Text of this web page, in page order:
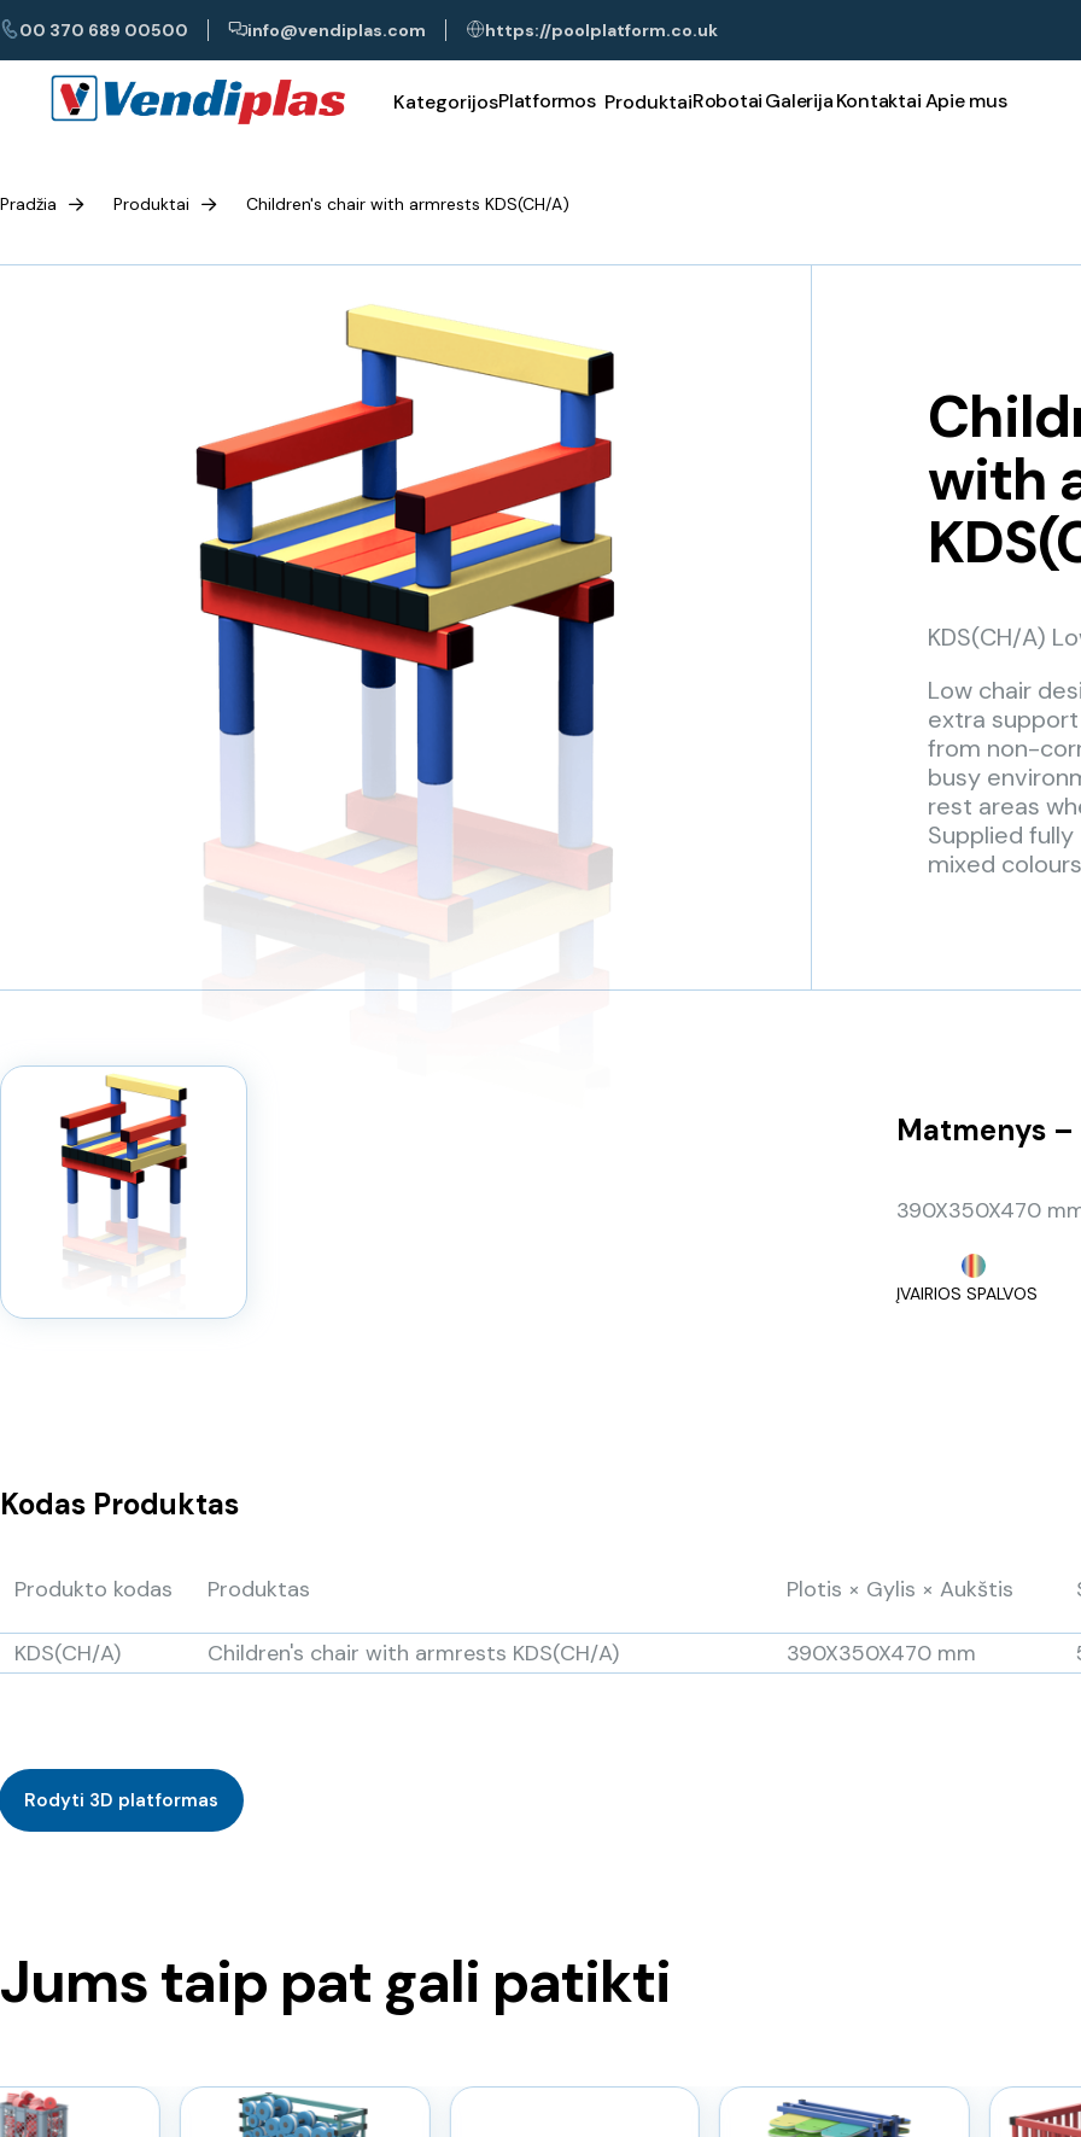
00 370 689 00500 info@vendiplas.com https://poolplatform.co.uk
KategorijosPlatformos ProduktaiRobotaiGalerijaKontaktaiApie mus
Pradžia Produktai Children's chair with armrests KDS(CH/A)
with
KDS(CH/A)
Low chair
extra
from non-
busy
rest areas
Supplied
mixed
Matmenys
390X350X470
ĮVAIRIOS SPALVOS
Kodas Produktas
Produkto kodas Produktas Plotis × Gylis × Aukštis
KDS(CH/A) Children's chair with armrests KDS(CH/A) 390X350X470 mm
Rodyti 3D platformas
Jums taip pat gali patikti